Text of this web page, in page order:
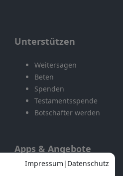
Unterstützen
Weitersagen
Beten
Spenden
Testamentsspende
Botschafter werden
Apps & Angebote